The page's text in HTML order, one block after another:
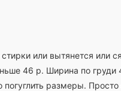
или вытянется или
46 р. Ширина по груди
размеры. Просто